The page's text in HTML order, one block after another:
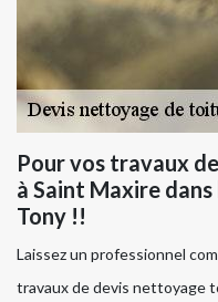
Pour vos travaux
à Saint Maxire
Tony !!
Laissez un professionnel
travaux de devis nettoyage